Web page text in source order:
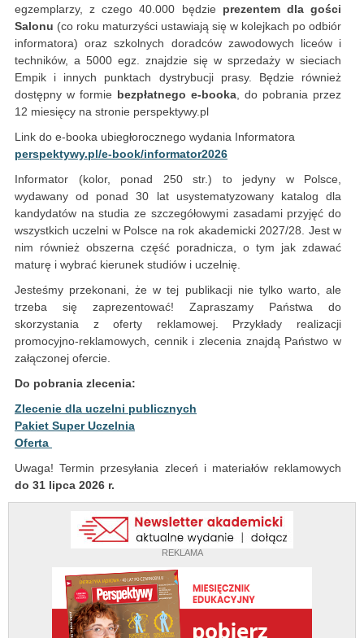
REKLAMA
egzemplarzy, z czego 40.000 będzie prezentem dla gości
Salonu (co roku maturzyści ustawiają się w kolejkach po odbiór
informatora) oraz szkolnych doradców zawodowych liceów i
techników, a 5000 egz. znajdzie się w sprzedaży w sieciach
Empik i innych punktach dystrybucji prasy. Będzie również
dostępny w formie bezpłatnego e-booka, do pobrania przez
12 miesięcy na stronie perspektywy.pl
Link do e-booka ubiegłorocznego wydania Informatora
perspektywy.pl/e-book/informator2026
Informator (kolor, ponad 250 str.) to jedyny w Polsce,
wydawany od ponad 30 lat usystematyzowany katalog dla
kandydatów na studia ze szczegółowymi zasadami przyjęć do
wszystkich uczelni w Polsce na rok akademicki 2027/28. Jest w
nim również obszerna część poradnicza, o tym jak zdawać
maturę i wybrać kierunek studiów i uczelnię.
Jesteśmy przekonani, że w tej publikacji nie tylko warto, ale
trzeba się zaprezentować! Zapraszamy Państwa do
skorzystania z oferty reklamowej. Przykłady realizacji
promocyjno-reklamowych, cennik i zlecenia znajdą Państwo w
załączonej ofercie.
Do pobrania zlecenia:
Zlecenie dla uczelni publicznych
Pakiet Super Uczelnia
Oferta
Uwaga! Termin przesyłania zleceń i materiałów reklamowych
do 31 lipca 2026 r.